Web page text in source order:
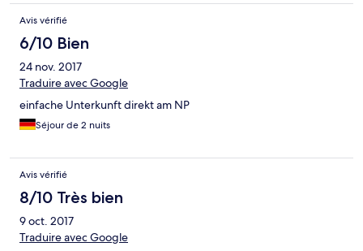
Avis vérifié
6/10 Bien
24 nov. 2017
Traduire avec Google
einfache Unterkunft direkt am NP
Séjour de 2 nuits
Avis vérifié
8/10 Très bien
9 oct. 2017
Traduire avec Google